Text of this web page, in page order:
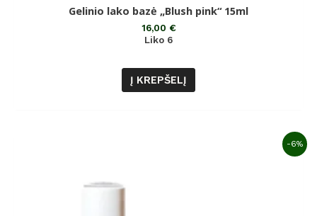
Įvertinimas:
5.00
iš 5
Gelinio lako bazė „Blush pink“ 15ml
16,00 €
Liko 6
Į KREPŠELĮ
-6%